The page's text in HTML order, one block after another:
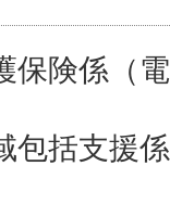
険係（
括支援